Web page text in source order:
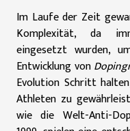
Im Laufe der Zeit
Komplexität, da
eingesetzt wurden,
Entwicklung von
Evolution Schritt
Athleten zu
wie die Welt-Anti-